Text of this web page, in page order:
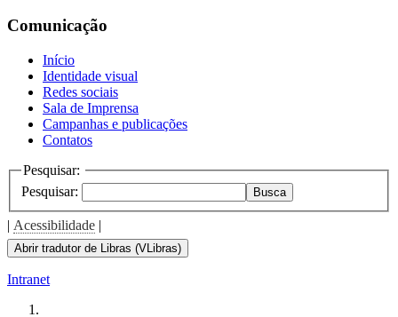
Comunicação
Início
Identidade visual
Redes sociais
Sala de Imprensa
Campanhas e publicações
Contatos
Pesquisar:
Pesquisar:
Busca
| Acessibilidade |
Abrir tradutor de Libras (VLibras)
Intranet